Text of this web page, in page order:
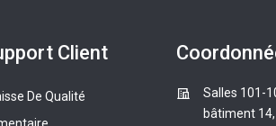
Client
De Qualité
Salles 101-
bâtiment